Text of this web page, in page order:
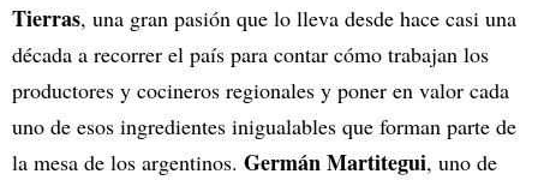
Tierras, una gran pasión que lo lleva desde hace casi una
década a recorrer el país para contar cómo trabajan los
productores y cocineros regionales y poner en valor cada
uno de esos ingredientes inigualables que forman parte de
la mesa de los argentinos. Germán Martitegui, uno de